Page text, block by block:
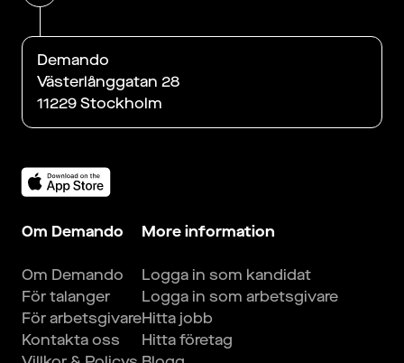
Demando
Västerlånggatan 28
11229 Stockholm
Om Demando
Om Demando
För talanger
För arbetsgivare
Kontakta oss
More information
Logga in som kandidat
Logga in som arbetsgivare
Hitta jobb
Hitta företag